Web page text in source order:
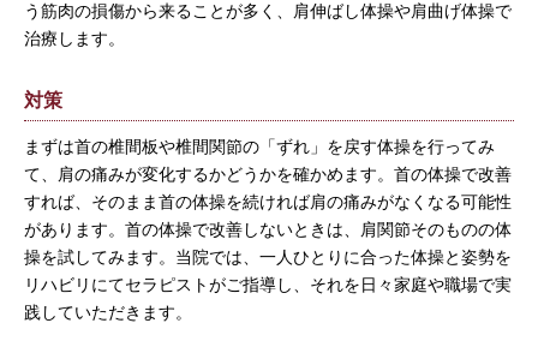
う筋肉の損傷から来ることが多く、肩伸ばし体操や肩曲げ体操で
治療します。
対策
まずは首の椎間板や椎間関節の「ずれ」を戻す体操を行ってみ
て、肩の痛みが変化するかどうかを確かめます。首の体操で改善
すれば、そのまま首の体操を続ければ肩の痛みがなくなる可能性
があります。首の体操で改善しないときは、肩関節そのものの体
操を試してみます。当院では、一人ひとりに合った体操と姿勢を
リハビリにてセラピストがご指導し、それを日々家庭や職場で実
践していただきます。